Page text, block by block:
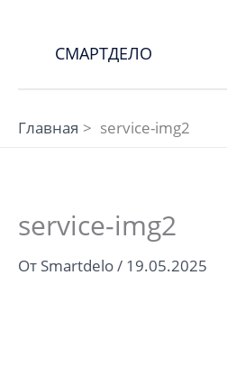
содержимому
СМАРТДЕЛО
Главная service-img2
service-img2
От Smartdelo/ 19.05.2025